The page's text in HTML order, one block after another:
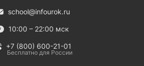
school@infourok.ru
10:00 – 22:00 мск
+7 (800) 600-21-01
Бесплатно для России